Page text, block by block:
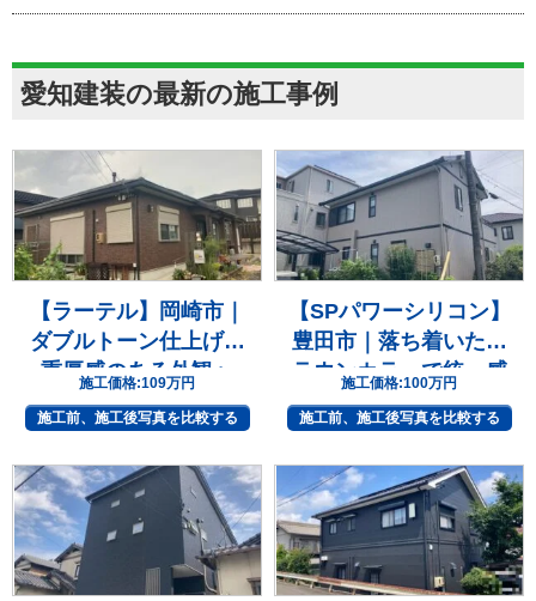
愛知建装の最新の施工事例
【ラーテル】岡崎市｜
ダブルトーン仕上げで
重厚感のある外観へ
施工価格:109万円
施工前、施工後写真を比較する
【SPパワーシリコン】
豊田市｜落ち着いたブ
ラウンカラーで統一感
のある住まいへ
施工価格:100万円
施工前、施工後写真を比較する